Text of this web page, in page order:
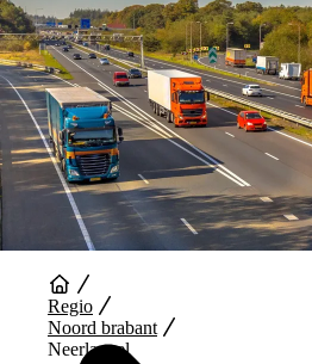
Auto Diensten
Regio
Noord brabant
Neerlangel